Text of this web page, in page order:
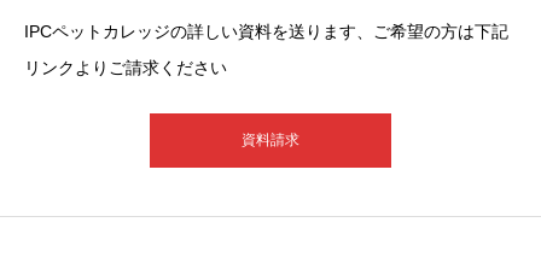
IPCペットカレッジの詳しい資料を送ります、ご希望の方は下記
リンクよりご請求ください
資料請求